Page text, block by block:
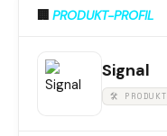
🏢 PRODUKT-PROFIL
Signal
🛠 PRODUKT